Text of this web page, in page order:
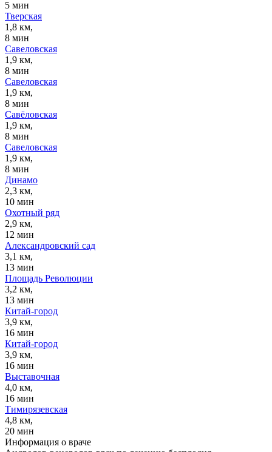
5 мин
Тверская
1,8 км,
8 мин
Савеловская
1,9 км,
8 мин
Савеловская
1,9 км,
8 мин
Савёловская
1,9 км,
8 мин
Савеловская
1,9 км,
8 мин
Динамо
2,3 км,
10 мин
Охотный ряд
2,9 км,
12 мин
Александровский сад
3,1 км,
13 мин
Площадь Революции
3,2 км,
13 мин
Китай-город
3,9 км,
16 мин
Китай-город
3,9 км,
16 мин
Выставочная
4,0 км,
16 мин
Тимирязевская
4,8 км,
20 мин
Информация о враче